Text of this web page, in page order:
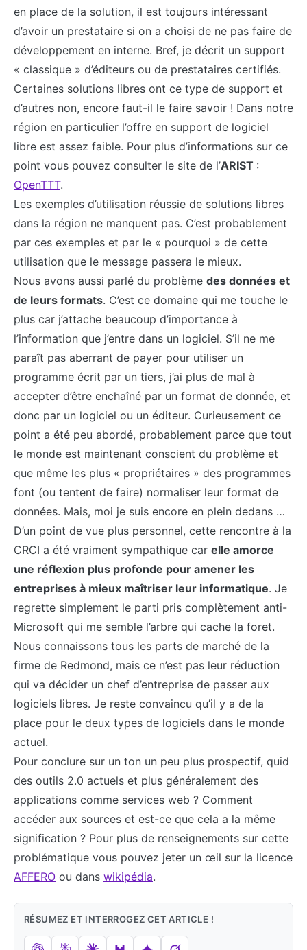
en place de la solution, il est toujours intéressant
d’avoir un prestataire si on a choisi de ne pas faire de
développement en interne. Bref, je décrit un support
« classique » d’éditeurs ou de prestataires certifiés.
Certaines solutions libres ont ce type de support et
d’autres non, encore faut-il le faire savoir ! Dans notre
région en particulier l’offre en support de logiciel
libre est assez faible. Pour plus d’informations sur ce
point vous pouvez consulter le site de l’ARIST :
OpenTTT.
Les exemples d’utilisation réussie de solutions libres
dans la région ne manquent pas. C’est probablement
par ces exemples et par le « pourquoi » de cette
utilisation que le message passera le mieux.
Nous avons aussi parlé du problème des données et
de leurs formats. C’est ce domaine qui me touche le
plus car j’attache beaucoup d’importance à
l’information que j’entre dans un logiciel. S’il ne me
paraît pas aberrant de payer pour utiliser un
programme écrit par un tiers, j’ai plus de mal à
accepter d’être enchaîné par un format de donnée, et
donc par un logiciel ou un éditeur. Curieusement ce
point a été peu abordé, probablement parce que tout
le monde est maintenant conscient du problème et
que même les plus « propriétaires » des programmes
font (ou tentent de faire) normaliser leur format de
données. Mais, moi je suis encore en plein dedans …
D’un point de vue plus personnel, cette rencontre à la
CRCI a été vraiment sympathique car elle amorce
une réflexion plus profonde pour amener les
entreprises à mieux maîtriser leur informatique. Je
regrette simplement le parti pris complètement anti-
Microsoft qui me semble l’arbre qui cache la foret.
Nous connaissons tous les parts de marché de la
firme de Redmond, mais ce n’est pas leur réduction
qui va décider un chef d’entreprise de passer aux
logiciels libres. Je reste convaincu qu’il y a de la
place pour le deux types de logiciels dans le monde
actuel.
Pour conclure sur un ton un peu plus prospectif, quid
des outils 2.0 actuels et plus généralement des
applications comme services web ? Comment
accéder aux sources et est-ce que cela a la même
signification ? Pour plus de renseignements sur cette
problématique vous pouvez jeter un œil sur la licence
AFFERO ou dans wikipédia.
RÉSUMEZ ET INTERROGEZ CET ARTICLE !